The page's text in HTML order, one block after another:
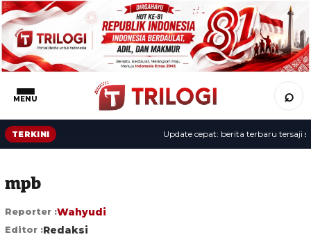
MENU ⌕
TERKINI Update cepat: berita terbaru tersaji
mpb
Reporter :Wahyudi
Editor :Redaksi